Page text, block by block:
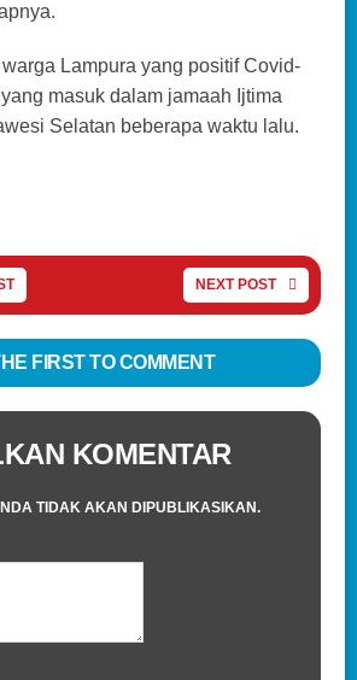
Lampura yang positif Covid-
masuk dalam jamaah Ijtima
Selatan beberapa waktu lalu.
NEXT POST
FIRST TO COMMENT
KOMENTAR
TIDAK AKAN DIPUBLIKASIKAN.